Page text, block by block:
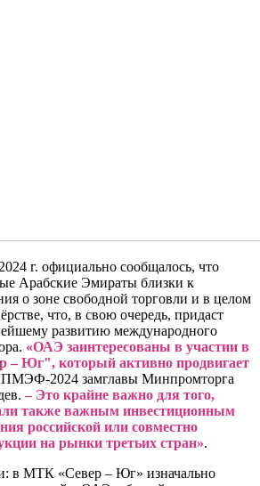
г. официально сообщалось, что
Арабские Эмираты близки к
о зоне свободной торговли и в целом
что, в свою очередь, придаст
развитию международного
«ОАЭ заинтересованы в участии в
– Юг", который активно продвигает
ПМЭФ-2024 замглавы Минпромторга
– Это крайне важно для того,
также важным инвестиционным
российской или совместно
на рынки третьих стран».
в МТК «Север – Юг» изначально